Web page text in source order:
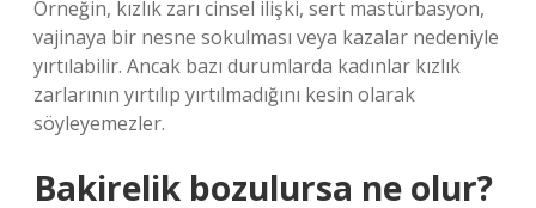
Örneğin, kızlık zarı cinsel ilişki, sert mastürbasyon,
vajinaya bir nesne sokulması veya kazalar nedeniyle
yırtılabilir. Ancak bazı durumlarda kadınlar kızlık
zarlarının yırtılıp yırtılmadığını kesin olarak
söyleyemezler.
Bakirelik bozulursa ne olur?